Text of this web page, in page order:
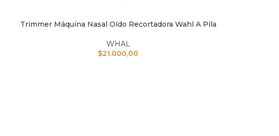
AÑADIR AL CARRITO
Trimmer Máquina Nasal Oído Recortadora Wahl A Pila
WHAL
$21.000,00